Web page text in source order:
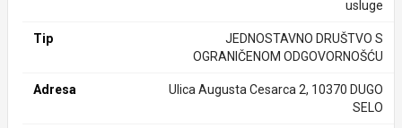
usluge
Tip
JEDNOSTAVNO DRUŠTVO S
OGRANIČENOM ODGOVORNOŠĆU
Adresa
Ulica Augusta Cesarca 2, 10370 DUGO
SELO